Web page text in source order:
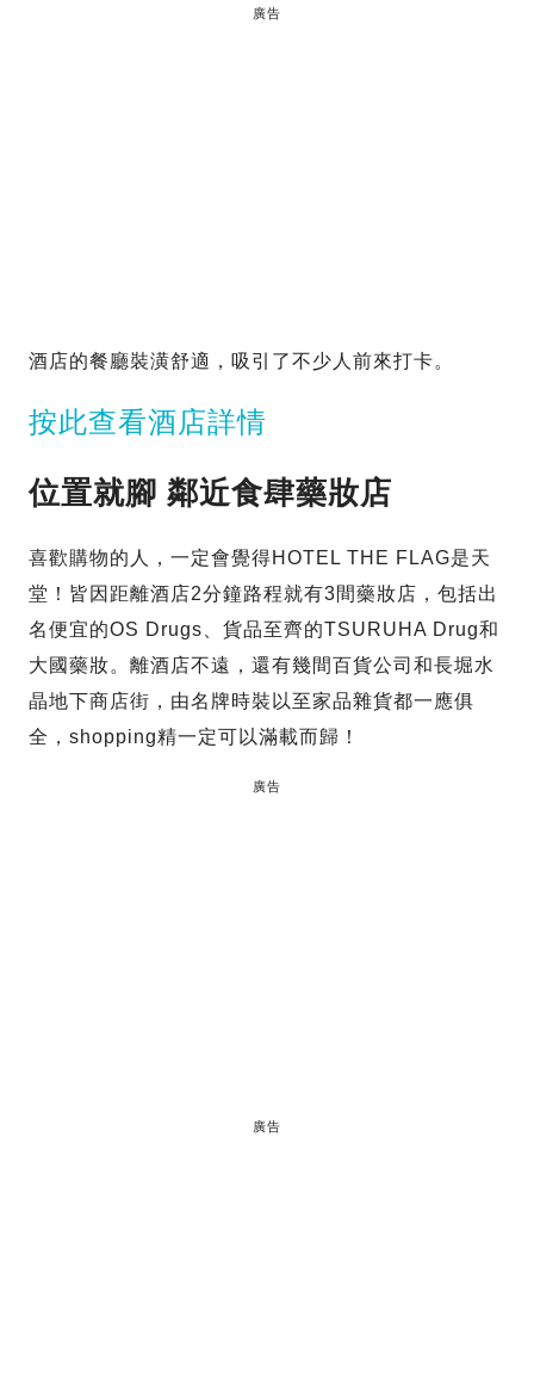
廣告
酒店的餐廳裝潢舒適，吸引了不少人前來打卡。
按此查看酒店詳情
位置就腳 鄰近食肆藥妝店
喜歡購物的人，一定會覺得HOTEL THE FLAG是天
堂！皆因距離酒店2分鐘路程就有3間藥妝店，包括出
名便宜的OS Drugs、貨品至齊的TSURUHA Drug和
大國藥妝。離酒店不遠，還有幾間百貨公司和長堀水
晶地下商店街，由名牌時裝以至家品雜貨都一應俱
全，shopping精一定可以滿載而歸！
廣告
廣告